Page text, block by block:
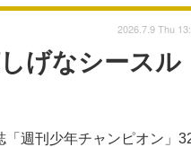
げなシースル
「週刊少年チャンピオン」
2026.7.9 Thu